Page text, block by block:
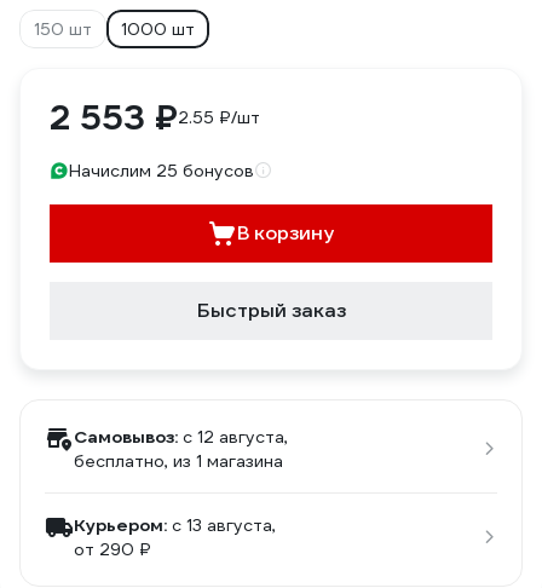
150 шт
1000 шт
2 553 ₽2.55 ₽/шт
Начислим 25 бонусов
В корзину
Быстрый заказ
Самовывоз: c 12 августа,
бесплатно, из 1 магазина
Курьером: c 13 августа,
от 290 ₽